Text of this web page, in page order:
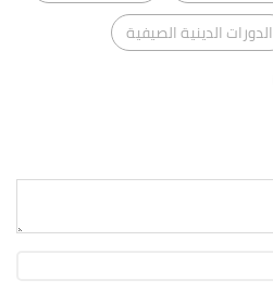
الدورات الدينية الصيفية